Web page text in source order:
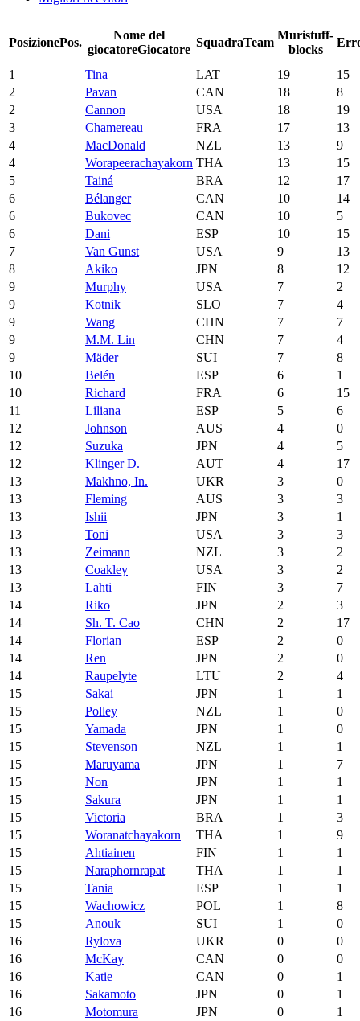
PosizionePos.
Nome del
giocatoreGiocatore
SquadraTeam
Muristuff-
blocks
1 Tina LAT 19
15
2
Pavan CAN 18
8
2
Cannon USA 18
19
3
Chamereau FRA 17
13
4
MacDonald NZL 13
9
4
Worapeerachayakorn THA 13
15
5
Tainá BRA 12
17
6
Bélanger CAN 10
14
6
Bukovec CAN 10
5
6
Dani ESP 10
15
7
Van Gunst USA 9
13
8
Akiko JPN 8
12
9
Murphy USA 7
2
9
Kotnik SLO 7
4
9
Wang CHN 7
7
9
M.M. Lin CHN 7
4
9
Mäder SUI 7
8
10
Belén ESP 6
1
10
Richard FRA 6
15
11
Liliana ESP 5
6
12
Johnson AUS 4
0
12
Suzuka JPN 4
5
12
Klinger D. AUT 4
17
13
Makhno, In. UKR 3
0
13
Fleming AUS 3
3
13
Ishii JPN 3
1
13
Toni USA 3
3
13
Zeimann NZL 3
2
13
Coakley USA 3
2
13
Lahti FIN 3
7
14
Riko JPN 2
3
14
Sh. T. Cao CHN 2
17
14
Florian ESP 2
0
14
Ren JPN 2
0
14
Raupelyte LTU 2
4
15
Sakai JPN 1
1
15
Polley NZL 1
0
15
Yamada JPN 1
0
15
Stevenson NZL 1
1
15
Maruyama JPN 1
7
15
Non JPN 1
1
15
Sakura JPN 1
1
15
Victoria BRA 1
3
15
Woranatchayakorn THA 1
9
15
Ahtiainen FIN 1
1
15
Naraphornrapat THA 1
1
15
Tania ESP 1
1
15
Wachowicz POL 1
8
15
Anouk SUI 1
0
16
Rylova UKR 0
0
16
McKay CAN 0
0
16
Katie CAN 0
1
16
Sakamoto JPN 0
1
16
Motomura JPN 0
1